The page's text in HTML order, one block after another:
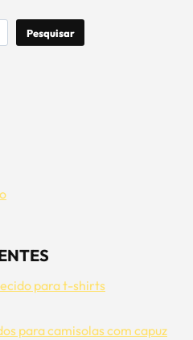
Pesquisar
para t-shirts
para camisolas com capuz